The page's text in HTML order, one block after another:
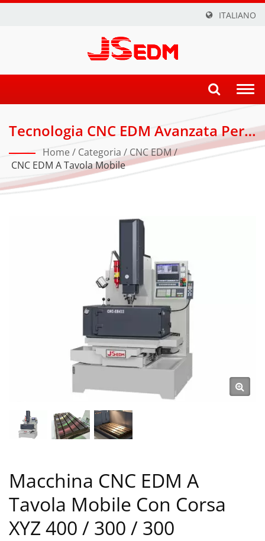
ITALIANO
Tecnologia CNC EDM Avanzata Per
La Produzione Di Stampi Di
Precisione
Home / Categoria /CNC EDM /
CNC EDM A Tavola Mobile
Macchina CNC EDM A
Tavola Mobile Con Corsa
XYZ 400 / 300 / 300